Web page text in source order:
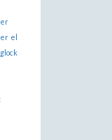
el
glock